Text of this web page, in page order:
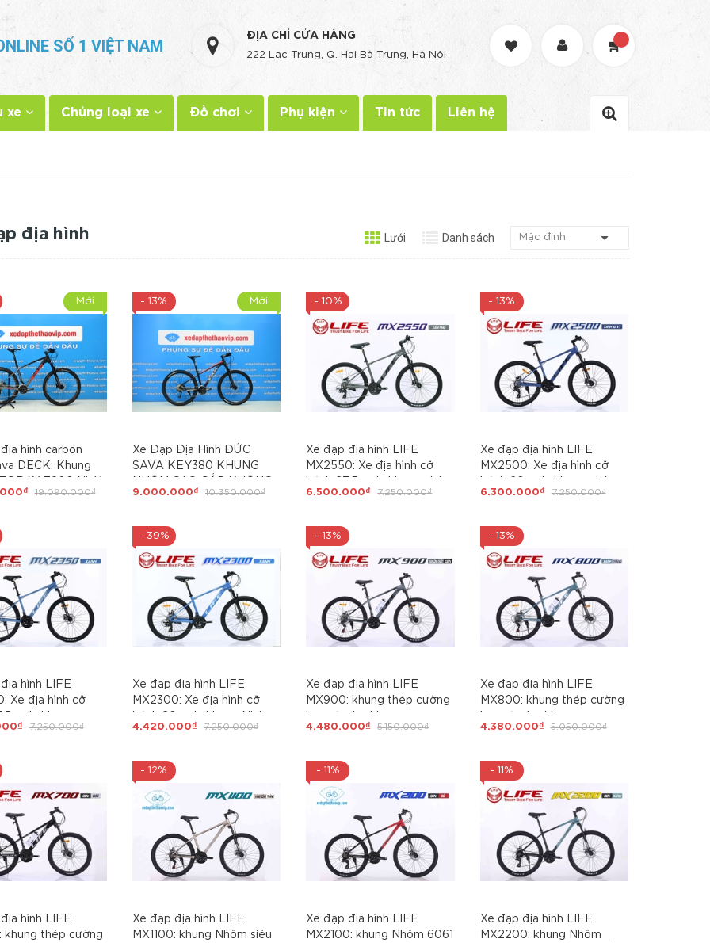
SỐ 1 VIỆT NAM
ĐỊA CHỈ CỬA HÀNG
222 Lạc Trung, Q. Hai Bà Trưng, Hà Nội
xe Chủng loại xe Đồ chơi Phụ kiện Tin tức Liên hệ
địa hình Lưới Danh sách
Mới
hình carbon
DECK: Khung
DEORE
ABS+, Phanh
rỗng SUOLO, size
bánh 27,5
19.090.000₫
- 13% Mới
Xe Đạp Địa Hình ĐỨC
SAVA KEY380 KHUNG
MỐI HÀN, Shimano Altus
SHIMANO
9.000.000₫ 10.350.000₫
- 10%
Xe đạp địa hình LIFE
MX2550: Xe địa hình cỡ
siêu nhẹ, không mối hàn,
SHIMANO 3x8 (24 tốc độ).
Phanh đĩa dầu, Siêu Hot
2026
6.500.000₫ 7.250.000₫
- 13%
Xe đạp địa hình LIFE
MX2500: Xe địa hình cỡ
siêu nhẹ, không mối hàn,
SHIMANO 3x8 (24 tốc độ).
Phanh đĩa dầu, Siêu Hot
2026
6.300.000₫ 7.250.000₫
hình LIFE
Xe địa hình cỡ
nhẹ, không mối
SHIMING 3x8 (24
đĩa cơ, Siêu
7.250.000₫
- 39%
Xe đạp địa hình LIFE
MX2300: Xe địa hình cỡ
siêu nhẹ, không mối hàn,
SHIMING 3x8 (24 tốc độ).
Phanh đĩa cơ, Siêu Hot
2026
4.420.000₫ 7.250.000₫
- 13%
Xe đạp địa hình LIFE
MX900: khung thép cường
Groupset SHIMANO 3X7
Hot 2026
4.480.000₫ 5.150.000₫
- 13%
Xe đạp địa hình LIFE
MX800: khung thép cường
Groupset SHIMANO 3X7
4.380.000₫ 5.050.000₫
hình LIFE
khung thép cường
- 12%
Xe đạp địa hình LIFE
MX1100: khung Nhôm siêu
- 11%
Xe đạp địa hình LIFE
MX2100: khung Nhôm 6061
- 11%
Xe đạp địa hình LIFE
MX2200: khung Nhôm